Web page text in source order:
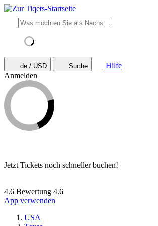
de / USD Suche
Hilfe
Anmelden
Jetzt Tickets noch schneller buchen!
4.6 Bewertung 4.6
App verwenden
USA